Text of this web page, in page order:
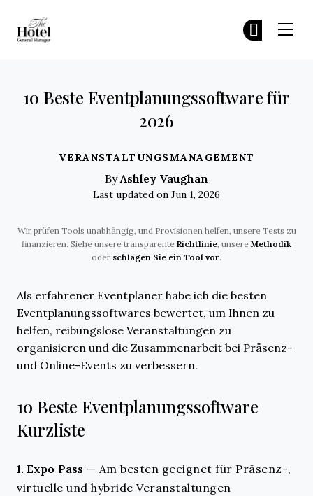
VERANSTALTUNGSMANAGEMENT
10 Beste Eventplanungssoftware für
2026
ByAshley Vaughan
Last updated on Jun 1, 2026
Wir prüfen Tools unabhängig, und Provisionen helfen, unsere Tests zu
finanzieren. Siehe unsere transparenteRichtlinie , unsereMethodik
oder schlagen Sie ein Tool vor.
Als erfahrener Eventplaner habe ich die besten
Eventplanungssoftwares bewertet, um Ihnen zu
helfen, reibungslose Veranstaltungen zu
organisieren und die Zusammenarbeit bei Präsenz-
und Online-Events zu verbessern.
10 Beste Eventplanungssoftware
Kurzliste
1. Expo Pass — Am besten geeignet für Präsenz-,
virtuelle und hybride Veranstaltungen